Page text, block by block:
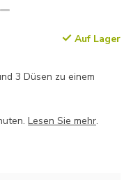
Auf Lager
3 Düsen zu einem
Lesen Sie mehr.